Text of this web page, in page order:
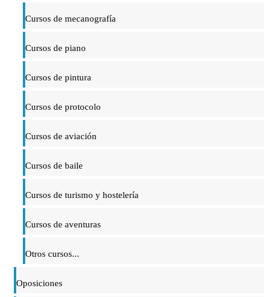
Cursos de mecanografía
Cursos de piano
Cursos de pintura
Cursos de protocolo
Cursos de aviación
Cursos de baile
Cursos de turismo y hostelería
Cursos de aventuras
Otros cursos...
Oposiciones